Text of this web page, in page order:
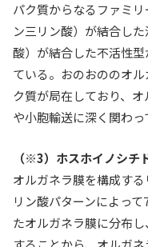
パク質からなるファミ
ン三リン酸）が結合し
酸）が結合した不活性
ている。おのおののオ
ク質が局在しており、
や小胞輸送に深く関わっ
（※3）ホスホイノシチ
オルガネラ膜を構成す
リン酸パターンによっ
たオルガネラ膜に分布